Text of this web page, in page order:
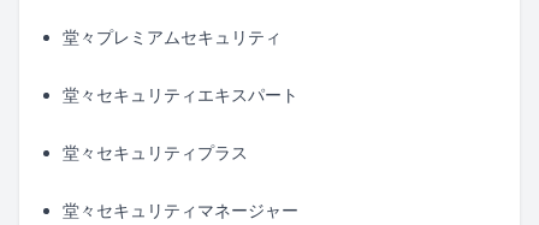
堂々プレミアムセキュリティ
堂々セキュリティエキスパート
堂々セキュリティプラス
堂々セキュリティマネージャー